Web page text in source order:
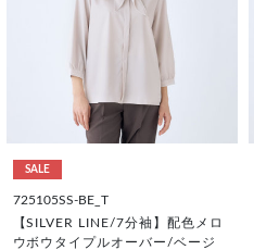
SALE
725105SS-BE_T
【SILVER LINE/7分袖】配色メロ
ウボウタイプルオーバー/ベージ